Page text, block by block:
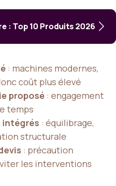
: Top 10 Produits 2026
: machines modernes,
coût plus élevé
proposé : engagement
temps
intégrés : équilibrage,
structurale
: précaution
les interventions